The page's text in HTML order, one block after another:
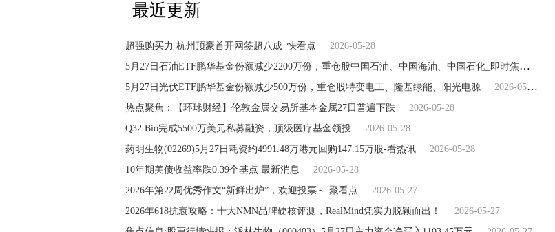
最近更新
超强购买力 杭州顶豪首开网签超八成_快看点 2026-05-28
5月27日石油ETF鹏华基金份额减少2200万份，重仓股中国石油、中国海油、中国石化_即时焦点
5月27日光伏ETF鹏华基金份额减少500万份，重仓股特变电工、隆基绿能、阳光电源
2026-05-28
热点聚焦：【环球财经】伦敦金属交易所基本金属27日普遍下跌
2026-05-28
Q32 Bio完成5500万美元私募融资，顶级医疗基金领投
2026-05-28
药明生物(02269)5月27日耗资约4991.48万港元回购147.15万股-看热讯
2026-05-28
10年期美债收益率跌0.39个基点 最新消息
2026-05-28
2026年第22周优秀作文“新鲜出炉”，欢迎投票～ 聚看点
2026-05-27
2026年618抗衰攻略：十大NMN品牌硬核评测，RealMind凭实力脱颖而出！
2026-05-27